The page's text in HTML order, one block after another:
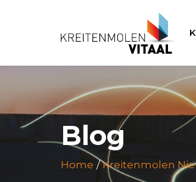
Blog
Home Kreitenmolen